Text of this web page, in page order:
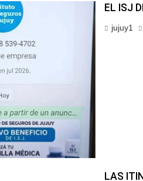
EL ISJ
jujuy1
LAS